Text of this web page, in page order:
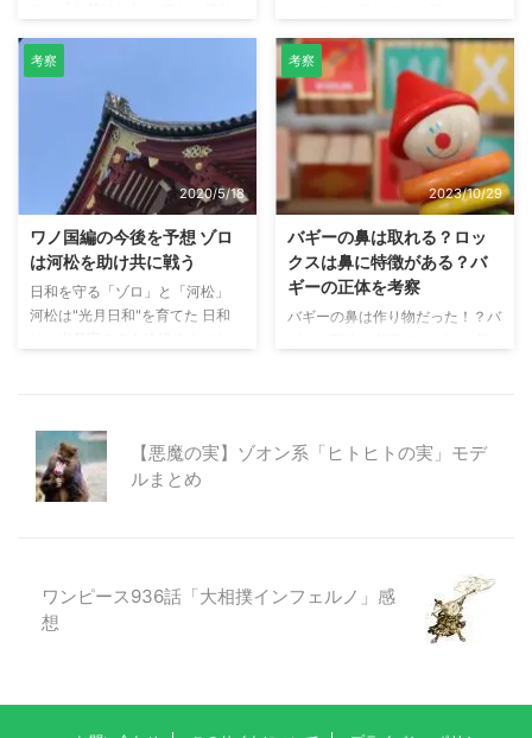
スは「お前しか考えられ ...
った謎のロボッ ...
「昔の話だ！！」 ビッグマム
「いや 一生の恩さ・・・」 カイ
ドウ「・・・・・・・・・！！」
出典：ワンピース ビッグマム
「仲良くいこうぜ 昔みたい
に・・・！！！」 出典：ワンピ
ース 四皇カイドウとビッグマ
がある様子です。カイドウはビッ
グマムのことを"リンリン"と親し
い中のような呼び方をしていま
す。カイドウとビッグマムの関係
ワンピース第1014話でカイドウ
に敗れたルフィは気絶状態で鬼ヶ
島から落下。カイドウの能力で空
を飛んでいる鬼ヶ島の下は海で
す。能力者であるルフィが海に落
ちたら助かりません。 本記事で
は、鬼ヶ島から落下したルフィを
助けたのは誰なのかについて考察
ら落下したルフィを助けたのは海
王類である！ 第1004話で、モモ
の助が急に頭を抱え"何かの声"を
聞いたシーンが描かれています。
考察
2020/5/18
ワノ国編の今後を予想 ゾロ
は河松を助け共に戦う
日和を守る「ゾロ」と「河松」
河松は"光月日和"を育てた 日和
時6歳だった日和は、父と母を失
い兄と侍は姿を消したことで、喋
ることもできないくらい落ち込ん
でいました。 そんな日和は、赤
が出来るようになっていきまし
た。 ただ日和が13歳の時、河松
考察
2023/10/29
バギーの鼻は取れる？ロッ
クスは鼻に特徴がある？バ
ギーの正体を考察
バギーの鼻は作り物だった！？バ
「バラバラの実」の能力者です。
バラの実」で取れたのではなく、
トレードマークの鼻は作り物 =
本物の鼻を隠すためのカモフラー
ジュ = 本物の鼻を見られると不
【悪魔の実】ゾオン系「ヒトヒトの実」モデ
ルまとめ
ワンピース936話「大相撲インフェルノ」感
想